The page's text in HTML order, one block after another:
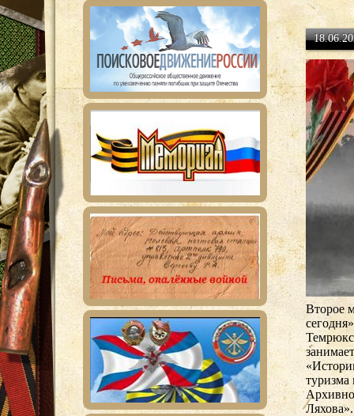
Второе
туризма
Ляхова».